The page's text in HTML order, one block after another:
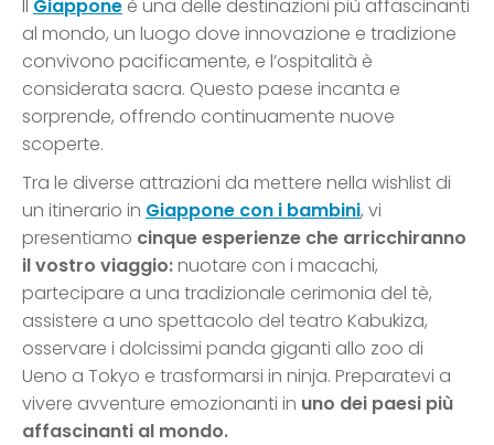
Il Giappone è una delle destinazioni più affascinanti
al mondo, un luogo dove innovazione e tradizione
convivono pacificamente, e l’ospitalità è
considerata sacra. Questo paese incanta e
sorprende, offrendo continuamente nuove
scoperte.
Tra le diverse attrazioni da mettere nella wishlist di
un itinerario in Giappone con i bambini, vi
presentiamo cinque esperienze che arricchiranno
il vostro viaggio:nuotare con i macachi,
partecipare a una tradizionale cerimonia del tè,
assistere a uno spettacolo del teatro Kabukiza,
osservare i dolcissimi panda giganti allo zoo di
Ueno a Tokyo e trasformarsi in ninja. Preparatevi a
vivere avventure emozionanti in uno dei paesi più
affascinanti al mondo.